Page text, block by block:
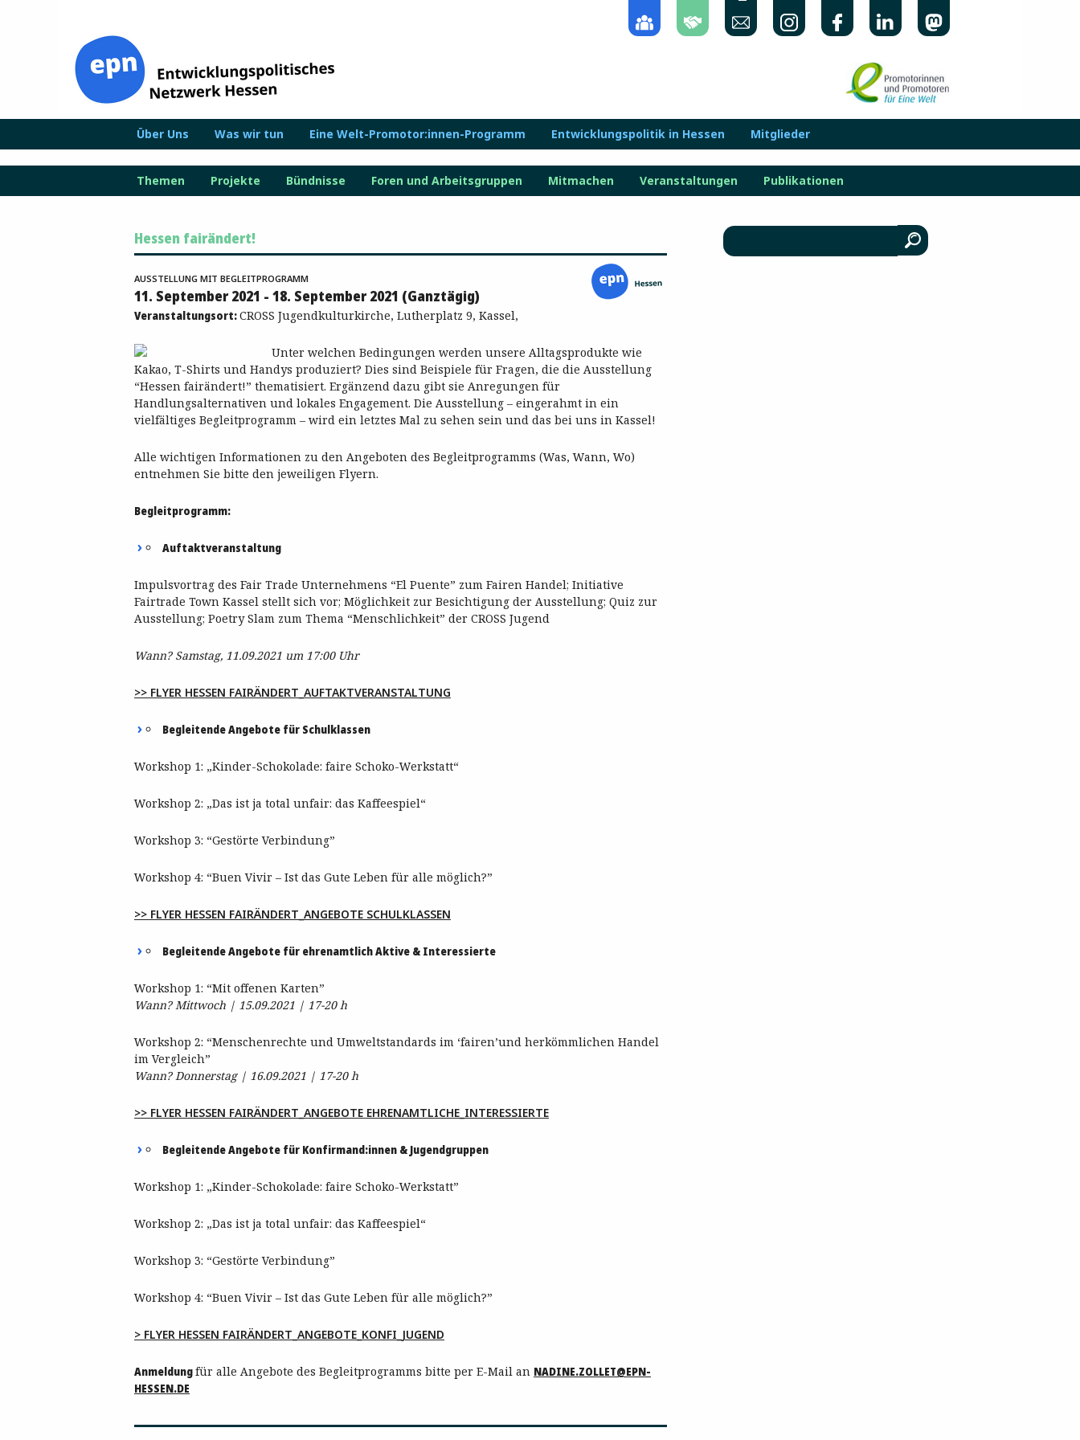
Über Uns Was wir tun Eine Welt-Promotor:innen-Programm Entwicklungspolitik in Hessen Mitglieder
Themen Projekte Bündnisse Foren und Arbeitsgruppen Mitmachen Veranstaltungen Publikationen
Hessen fairändert!
AUSSTELLUNG MIT BEGLEITPROGRAMM
11. September 2021 - 18. September 2021 (Ganztägig)
Veranstaltungsort:CROSS Jugendkulturkirche, Lutherplatz 9, Kassel,
Unter welchen Bedingungen werden unsere Alltagsprodukte wie
Kakao, T-Shirts und Handys produziert? Dies sind Beispiele für Fragen, die die Ausstellung
“Hessen fairändert!” thematisiert. Ergänzend dazu gibt sie Anregungen für
Handlungsalternativen und lokales Engagement. Die Ausstellung – eingerahmt in ein
vielfältiges Begleitprogramm – wird ein letztes Mal zu sehen sein und das bei uns in Kassel!
Alle wichtigen Informationen zu den Angeboten des Begleitprogramms (Was, Wann, Wo)
entnehmen Sie bitte den jeweiligen Flyern.
Begleitprogramm:
Auftaktveranstaltung
Impulsvortrag des Fair Trade Unternehmens “El Puente” zum Fairen Handel; Initiative
Fairtrade Town Kassel stellt sich vor; Möglichkeit zur Besichtigung der Ausstellung; Quiz zur
Ausstellung; Poetry Slam zum Thema “Menschlichkeit” der CROSS Jugend
Wann? Samstag, 11.09.2021 um 17:00 Uhr
>> FLYER HESSEN FAIRÄNDERT_AUFTAKTVERANSTALTUNG
Begleitende Angebote für Schulklassen
Workshop 1: „Kinder-Schokolade: faire Schoko-Werkstatt“
Workshop 2: „Das ist ja total unfair: das Kaffeespiel“
Workshop 3: “Gestörte Verbindung”
Workshop 4: “Buen Vivir – Ist das Gute Leben für alle möglich?”
>> FLYER HESSEN FAIRÄNDERT_ANGEBOTE SCHULKLASSEN
Begleitende Angebote für ehrenamtlich Aktive & Interessierte
Workshop 1: “Mit offenen Karten”
Wann? Mittwoch | 15.09.2021 | 17-20 h
Workshop 2: “Menschenrechte und Umweltstandards im ‘fairen’und herkömmlichen Handel
im Vergleich”
Wann? Donnerstag | 16.09.2021 | 17-20 h
>> FLYER HESSEN FAIRÄNDERT_ANGEBOTE EHRENAMTLICHE_INTERESSIERTE
Begleitende Angebote für Konfirmand:innen & Jugendgruppen
Workshop 1: „Kinder-Schokolade: faire Schoko-Werkstatt”
Workshop 2: „Das ist ja total unfair: das Kaffeespiel“
Workshop 3: “Gestörte Verbindung”
Workshop 4: “Buen Vivir – Ist das Gute Leben für alle möglich?”
> FLYER HESSEN FAIRÄNDERT_ANGEBOTE_KONFI_JUGEND
Anmeldungfür alle Angebote des Begleitprogramms bitte per E-Mail an NADINE.ZOLLET@EPN-
HESSEN.DE